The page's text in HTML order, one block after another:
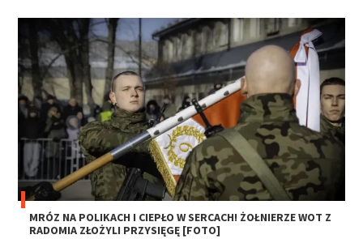
MRÓZ NA POLIKACH I CIEPŁO W SERCACH! ŻOŁNIERZE WOT Z
RADOMIA ZŁOŻYLI PRZYSIĘGĘ [FOTO]